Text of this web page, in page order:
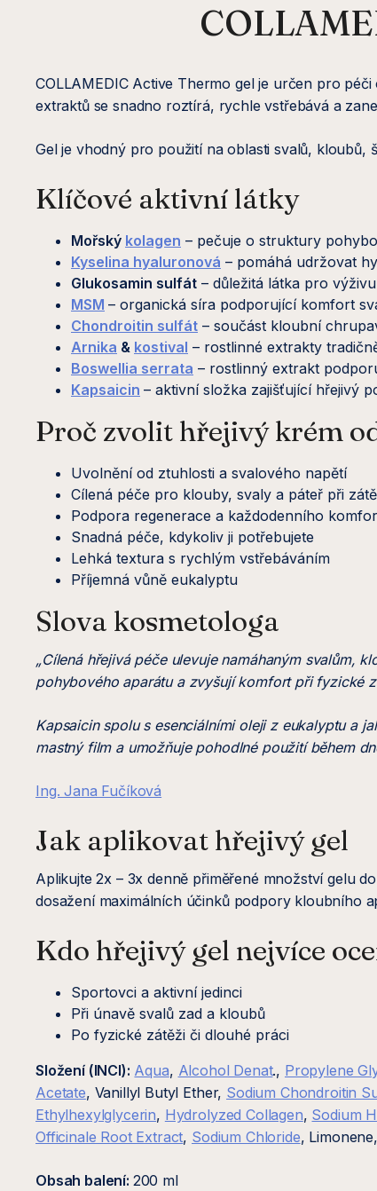
COLLAMEDIC Active Thermo gel je určen pro
extraktů se snadno roztírá, rychle vstřebává a
Gel je vhodný pro použití na oblasti svalů, kloubů,
Klíčové aktivní látky
Mořský kolagen – pečuje o struktury
Kyselina hyaluronová – pomáhá udržovat
Glukosamin sulfát – důležitá látka pro
MSM – organická síra podporující komfort
Chondroitin sulfát – součást kloubní
Arnika & kostival – rostlinné extrakty
Boswellia serrata – rostlinný extrakt
Kapsaicin – aktivní složka zajišťující hřejivý
Proč zvolit hřejivý krém
Uvolnění od ztuhlosti a svalového napětí
Cílená péče pro klouby, svaly a páteř při
Podpora regenerace a každodenního
Snadná péče, kdykoliv ji potřebujete
Lehká textura s rychlým vstřebáváním
Příjemná vůně eukalyptu
Slova kosmetologa
„Cílená hřejivá péče ulevuje namáhaným svalům,
pohybového aparátu a zvyšují komfort při fyzické
Kapsaicin spolu s esenciálními oleji z eukalyptu a
mastný film a umožňuje pohodlné použití během
Ing. Jana Fučíková
Jak aplikovat hřejivý gel
Aplikujte 2x – 3x denně přiměřené množství gelu
dosažení maximálních účinků podpory kloubního
Kdo hřejivý gel nejvíce
Sportovci a aktivní jedinci
Při únavě svalů zad a kloubů
Po fyzické zátěži či dlouhé práci
Složení (INCI): Aqua, Alcohol Denat., Propylene
Acetate, Vanillyl Butyl Ether, Sodium Chondroitin
Ethylhexylglycerin, Hydrolyzed Collagen, Sodium
Officinale Root Extract, Sodium Chloride, Limonene,
Obsah balení: 200 ml